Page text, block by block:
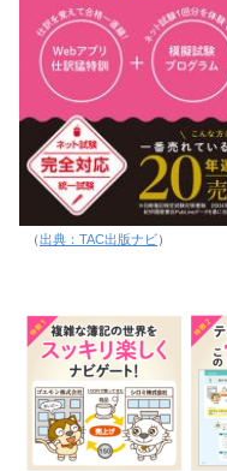
（出典：TAC出版ナビ）